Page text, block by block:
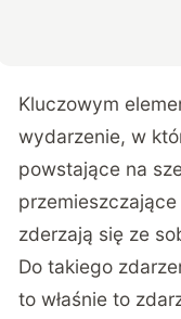
Kluczowym
wydarzenie, w
powstające na
przemieszczające
zderzają się ze
Do takiego
to właśnie to